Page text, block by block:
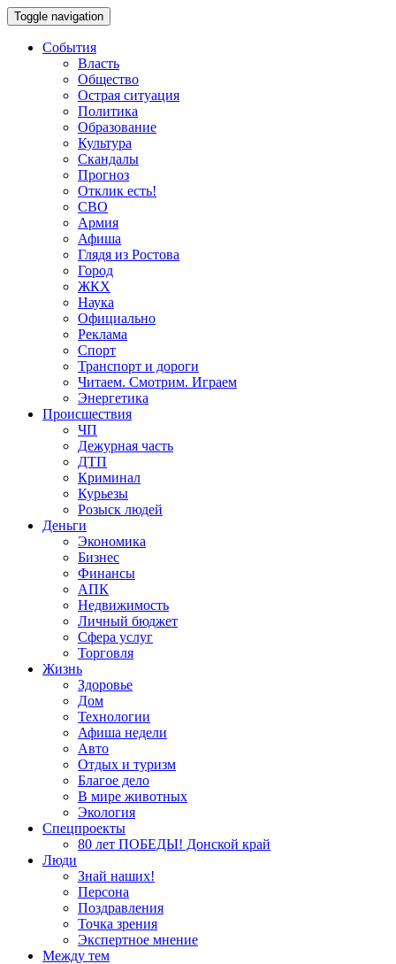
Toggle navigation
События
Власть
Общество
Острая ситуация
Политика
Образование
Культура
Скандалы
Прогноз
Отклик есть!
СВО
Армия
Афиша
Глядя из Ростова
Город
ЖКХ
Наука
Официально
Реклама
Спорт
Транспорт и дороги
Читаем. Смотрим. Играем
Энергетика
Происшествия
ЧП
Дежурная часть
ДТП
Криминал
Курьезы
Розыск людей
Деньги
Экономика
Бизнес
Финансы
АПК
Недвижимость
Личный бюджет
Сфера услуг
Торговля
Жизнь
Здоровье
Дом
Технологии
Афиша недели
Авто
Отдых и туризм
Благое дело
В мире животных
Экология
Спецпроекты
80 лет ПОБЕДЫ! Донской край
Люди
Знай наших!
Персона
Поздравления
Точка зрения
Экспертное мнение
Между тем